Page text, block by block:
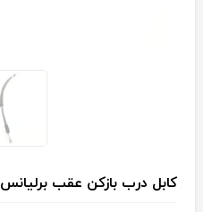
کابل درب بازکن عقب برلیانس 220